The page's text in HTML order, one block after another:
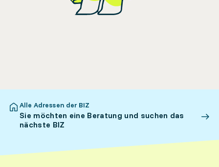
Alle Adressen der BIZ
Sie möchten eine Beratung und suchen das
nächste BIZ